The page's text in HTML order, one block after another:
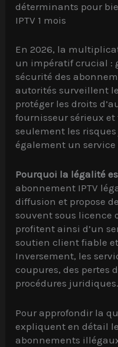
déterminants pour
IPTV 1 mois
En 2026, la
un impératif crucial :
sécurité des
autorités surveillent
protéger les droits
fournisseur sérieux
seulement les
également un service
Pourquoi la légalité
abonnement IPTV
diffusion et propose
souvent sous licence
profitent ainsi d’un
soutien client fiable
Inversement, les
coupures, des pertes
procédures juridiques.
Pour approfondir la
expliquent en détail
abonnements